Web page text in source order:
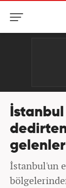
İstanbul
İstanbul'un